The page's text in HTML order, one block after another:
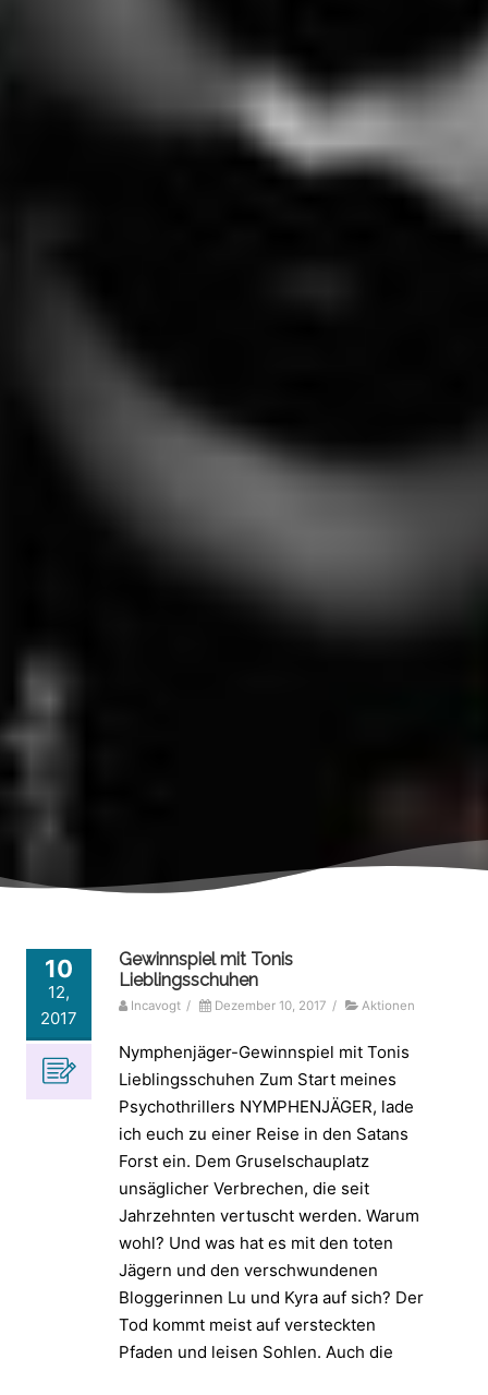
10
12,
2017
Gewinnspiel mit Tonis
Lieblingsschuhen
Incavogt / Dezember 10, 2017 / Aktionen
Nymphenjäger-Gewinnspiel mit Tonis
Lieblingsschuhen Zum Start meines
Psychothrillers NYMPHENJÄGER, lade
ich euch zu einer Reise in den Satans
Forst ein. Dem Gruselschauplatz
unsäglicher Verbrechen, die seit
Jahrzehnten vertuscht werden. Warum
wohl? Und was hat es mit den toten
Jägern und den verschwundenen
Bloggerinnen Lu und Kyra auf sich? Der
Tod kommt meist auf versteckten
Pfaden und leisen Sohlen. Auch die